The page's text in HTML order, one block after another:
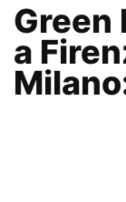
Green
a